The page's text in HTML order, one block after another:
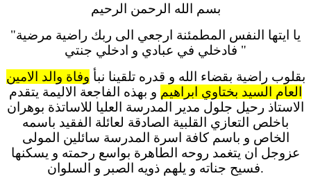
بسم الله الرحمن الرحيم
"يا ايتها النفس المطمئنة ارجعي الى ربك راضية مرضية
فادخلي في عبادي و ادخلي جنتي "
بقلوب راضية بقضاء الله و قدره تلقينا نبأ وفاة والد الامين
العام السيد بختاوي ابراهيم و بهذه الفاجعة الاليمة يتقدم
الاستاذ رحيل جلول مدير المدرسة العليا للاساتذة بوهران
باخلص التعازي القلبية الصادقة لعائلة الفقيد باسمه
الخاص و باسم كافة اسرة المدرسة سائلين المولى
عزوجل ان يتغمد روحه الطاهرة بواسع رحمته و يسكنها
فسيح جناته و يلهم ذويه الصبر و السلوان.